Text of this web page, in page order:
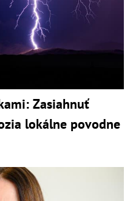
Zasiahnuť
lokálne povodne